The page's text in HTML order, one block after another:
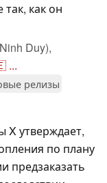
как он
Duy),
...
релизы
X утверждает,
по плану
предзаказать